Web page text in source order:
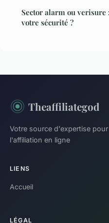
Sector alarm ou
votre sécurité ?
Theaffiliategod
Votre source d'expertise
l'affiliation en ligne
LIENS
Accueil
LÉGAL